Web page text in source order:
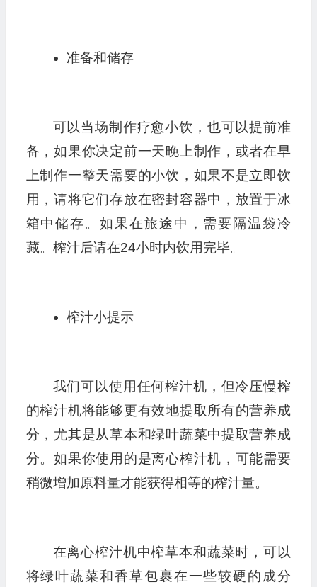
准备和储存
可以当场制作疗愈小饮，也可以提前准
备，如果你决定前一天晚上制作，或者在早
上制作一整天需要的小饮，如果不是立即饮
用，请将它们存放在密封容器中，放置于冰
箱中储存。如果在旅途中，需要隔温袋冷
藏。榨汁后请在24小时内饮用完毕。
榨汁小提示
我们可以使用任何榨汁机，但冷压慢榨
的榨汁机将能够更有效地提取所有的营养成
分，尤其是从草本和绿叶蔬菜中提取营养成
分。如果你使用的是离心榨汁机，可能需要
稍微增加原料量才能获得相等的榨汁量。
在离心榨汁机中榨草本和蔬菜时，可以
将绿叶蔬菜和香草包裹在一些较硬的成分